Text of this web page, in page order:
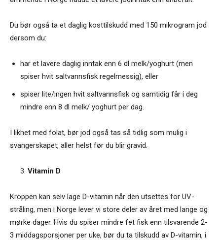
Du bør også ta et daglig kosttilskudd med 150 mikrogram jod
dersom du:
har et lavere daglig inntak enn 6 dl melk/yoghurt (men
spiser hvit saltvannsfisk regelmessig), eller
spiser lite/ingen hvit saltvannsfisk og samtidig får i deg
mindre enn 8 dl melk/ yoghurt per dag.
I likhet med folat, bør jod også tas så tidlig som mulig i
svangerskapet, aller helst før du blir gravid.
Vitamin D
Kroppen kan selv lage D-vitamin når den utsettes for UV-
stråling, men i Norge lever vi store deler av året med lange og
mørke dager. Hvis du spiser mindre fet fisk enn tilsvarende 2-
3 middagsporsjoner per uke, bør du ta tilskudd av D-vitamin, i